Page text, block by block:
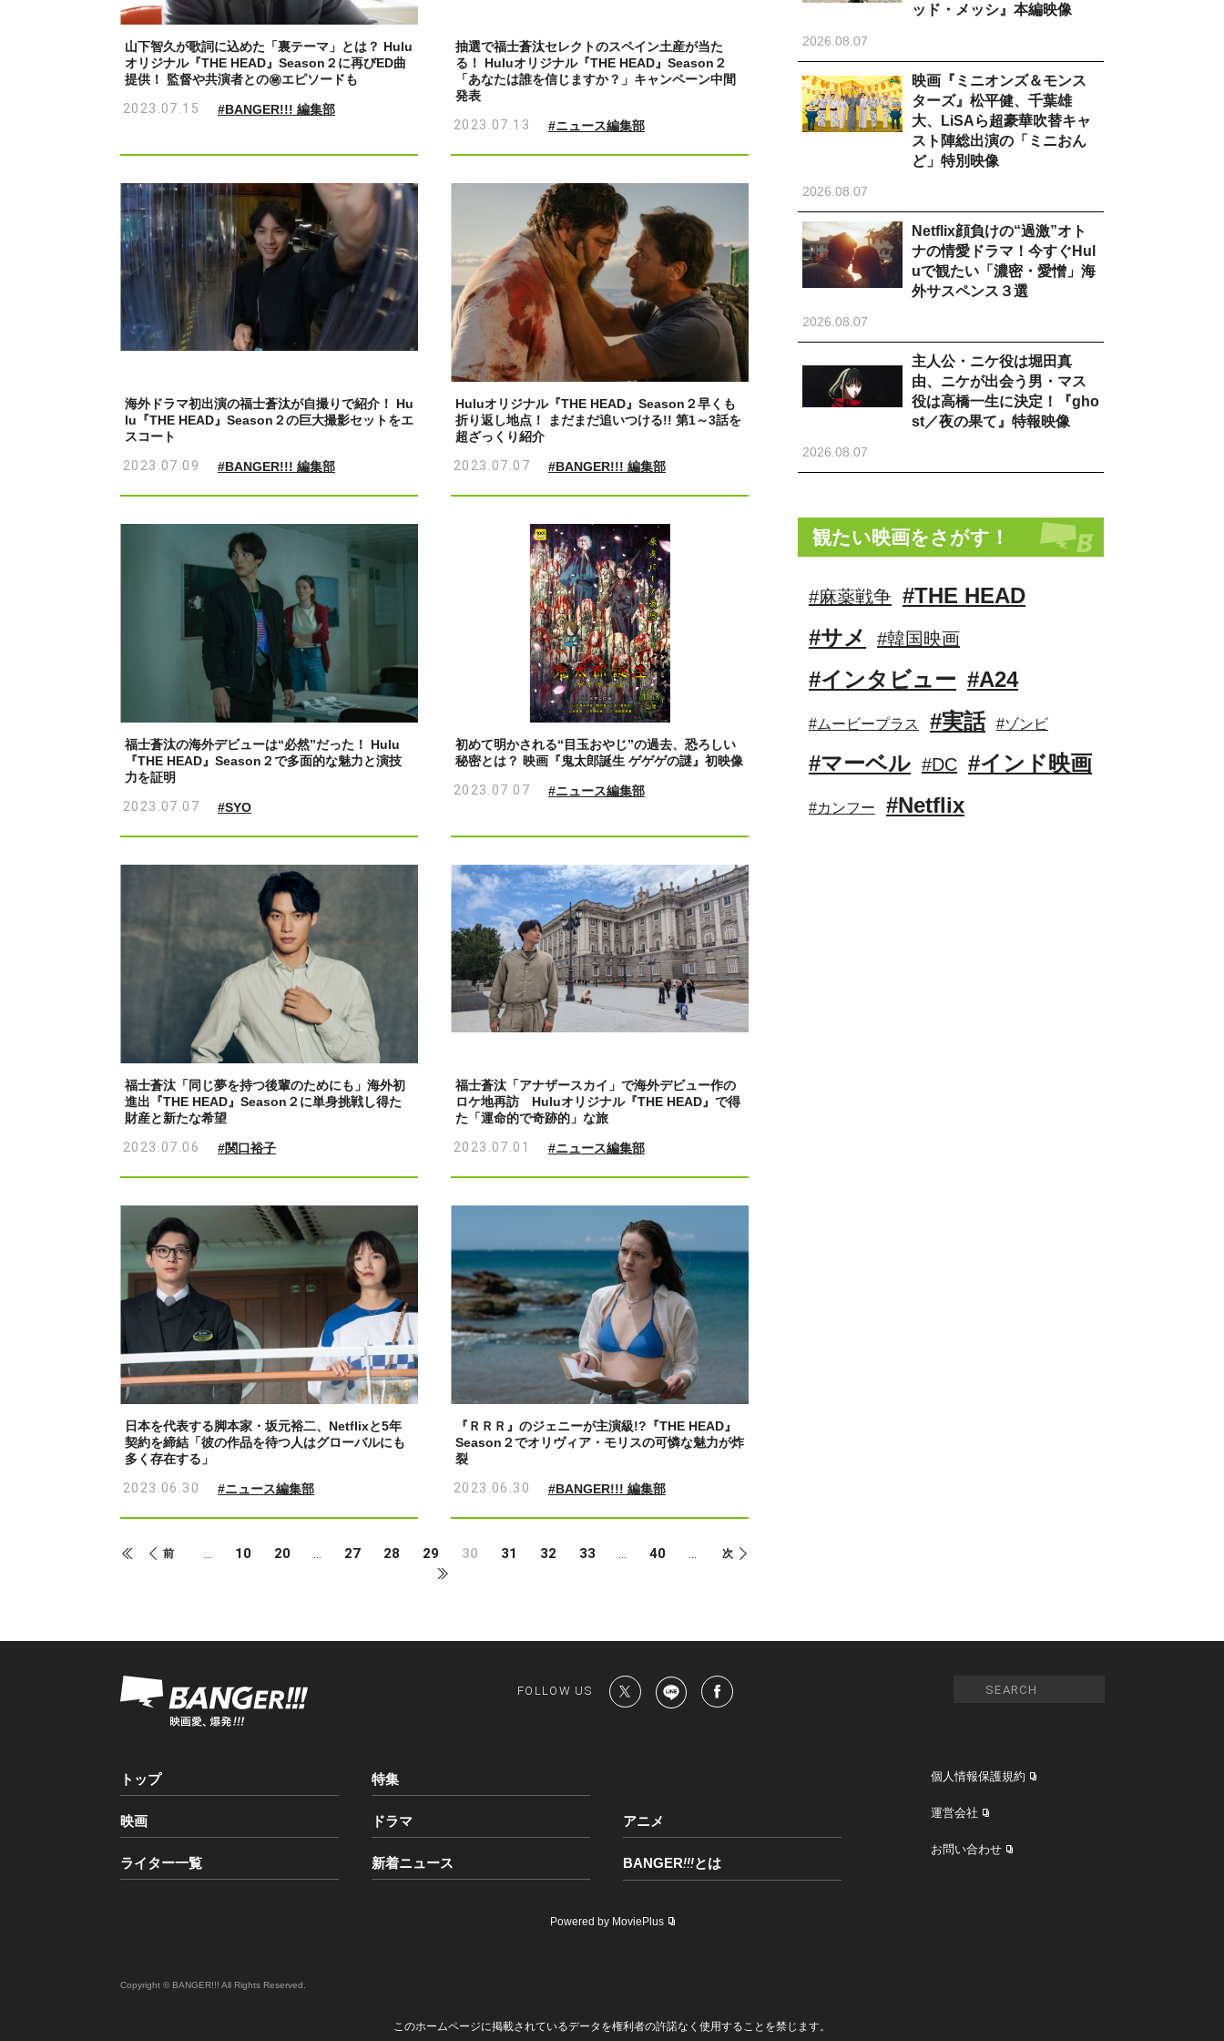
山下智久が歌詞に込めた「裏テーマ」とは？ Hulu
オリジナル『THE HEAD』Season２に再びED曲
提供！ 監督や共演者との㊙エピソードも
2023.07.15
#BANGER!!! 編集部
抽選で福士蒼汰セレクトのスペイン土産が当た
る！ Huluオリジナル『THE HEAD』Season２
「あなたは誰を信じますか？」キャンペーン中間
発表
2023.07.13
#ニュース編集部
海外ドラマ初出演の福士蒼汰が自撮りで紹介！ Hu
lu『THE HEAD』Season２の巨大撮影セットをエ
スコート
2023.07.09
#BANGER!!! 編集部
Huluオリジナル『THE HEAD』Season２早くも
折り返し地点！ まだまだ追いつける!! 第1～3話を
超ざっくり紹介
2023.07.07
#BANGER!!! 編集部
福士蒼汰の海外デビューは“必然”だった！ Hulu
『THE HEAD』Season２で多面的な魅力と演技
力を証明
2023.07.07
#SYO
初めて明かされる“目玉おやじ”の過去、恐ろしい
秘密とは？ 映画『鬼太郎誕生 ゲゲゲの謎』初映像
2023.07.07
#ニュース編集部
福士蒼汰「同じ夢を持つ後輩のためにも」海外初
進出『THE HEAD』Season２に単身挑戦し得た
財産と新たな希望
2023.07.06
#関口裕子
福士蒼汰「アナザースカイ」で海外デビュー作の
ロケ地再訪 Huluオリジナル『THE HEAD』で得
た「運命的で奇跡的」な旅
2023.07.01
#ニュース編集部
日本を代表する脚本家・坂元裕二、Netflixと5年
契約を締結「彼の作品を待つ人はグローバルにも
多く存在する」
2023.06.30
#ニュース編集部
『ＲＲＲ』のジェニーが主演級!?『THE HEAD』
Season２でオリヴィア・モリスの可憐な魅力が炸
裂
2023.06.30
#BANGER!!! 編集部
« Fir
前 10 20 27 28 29 30 31 32 33 40 次
Last
ッド・メッシ』本編映像
2026.08.07
映画『ミニオンズ＆モンス
ターズ』松平健、千葉雄
大、LiSAら超豪華吹替キャ
スト陣総出演の「ミニおん
ど」特別映像
2026.08.07
Netflix顔負けの“過激”オト
ナの情愛ドラマ！今すぐHul
uで観たい「濃密・愛憎」海
外サスペンス３選
2026.08.07
主人公・ニケ役は堀田真
由、ニケが出会う男・マス
役は高橋一生に決定！『gho
st／夜の果て』特報映像
2026.08.07
観たい映画をさがす！
#麻薬戦争 #THE HEAD
#サメ
#韓国映画
#インタビュー #A24
#ムービープラス #実話 #ゾンビ
#マーベル #DC #インド映画
#カンフー #Netflix
FOLLOW US
トップ 特集
映画 ドラマ アニメ
ライター一覧 新着ニュース BANGER!!!とは
個人情報保護規約
運営会社
お問い合わせ
Powered by MoviePlus
Copyright © BANGER!!! All Rights Reserved.
このホームページに掲載されているデータを権利者の許諾なく使用することを禁じます。